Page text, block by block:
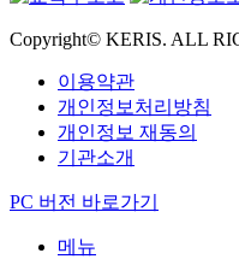
Copyright© KERIS. ALL
이용약관
개인정보처리방침
개인정보 재동의
기관소개
PC 버전 바로가기
메뉴